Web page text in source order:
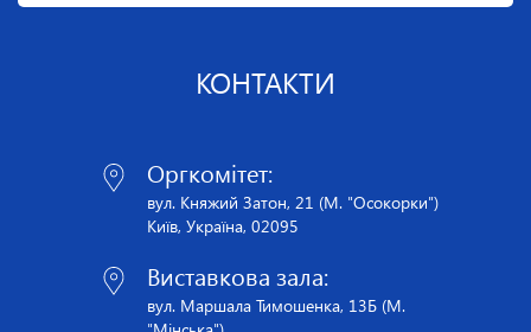
КОНТАКТИ
Оргкомітет:
вул. Княжий Затон, 21 (М. "Осокорки")
Київ, Україна, 02095
Виставкова зала:
вул. Маршала Тимошенка, 13Б (М.